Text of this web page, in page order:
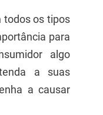
todos os tipos
para
algo
a suas
a causar